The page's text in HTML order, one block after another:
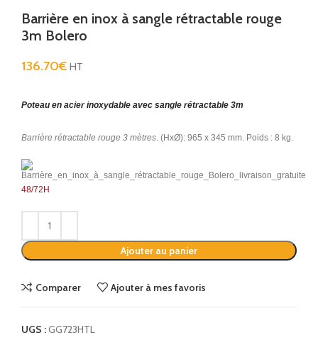
Barrière en inox à sangle rétractable rouge
3m Bolero
136.70€ HT
Poteau en acier inoxydable avec sangle rétractable 3m
Barrière rétractable rouge 3 mètres. (HxØ): 965 x 345 mm. Poids : 8 kg.
48/72H
Ajouter au panier
Comparer Ajouter à mes favoris
UGS :GG723HTL